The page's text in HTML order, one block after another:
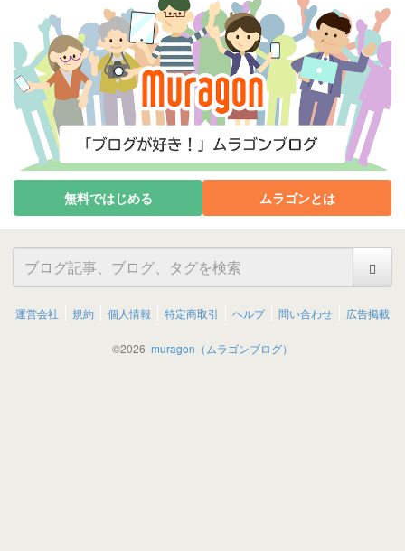
無料ではじめる ムラゴンとは
運営会社 規約 個人情報 特定商取引 ヘルプ 問い合わせ 広告掲載
©2026 muragon（ムラゴンブログ）